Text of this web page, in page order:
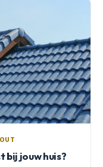
bij jouw huis?